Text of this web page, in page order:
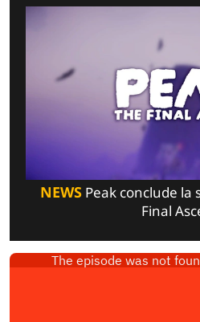
NEWSPeak conclude la
Final